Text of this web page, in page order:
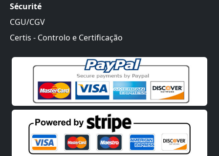
Sécurité
CGU/CGV
Certis - Controlo e Certificação